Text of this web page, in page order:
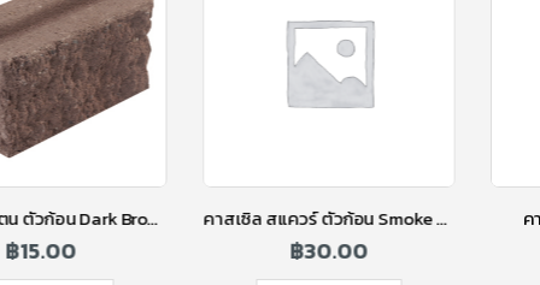
คาสเซิล สแควร์ ตัวก้อน Smoke Grey คาสเซิล สมูท ตัวก้อน Tan